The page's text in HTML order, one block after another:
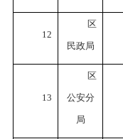
12
区
民政局
13
区
公安分
局